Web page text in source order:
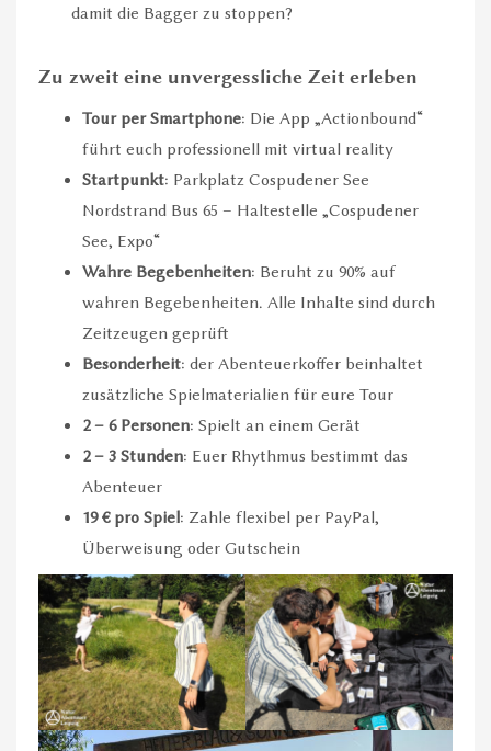
damit die Bagger zu stoppen?
Zu zweit eine unvergessliche Zeit erleben
Tour per Smartphone: Die App „Actionbound“
führt euch professionell mit virtual reality
Startpunkt: Parkplatz Cospudener See
Nordstrand Bus 65 – Haltestelle „Cospudener
See, Expo“
Wahre Begebenheiten: Beruht zu 90% auf
wahren Begebenheiten. Alle Inhalte sind durch
Zeitzeugen geprüft
Besonderheit: der Abenteuerkoffer beinhaltet
zusätzliche Spielmaterialien für eure Tour
2 – 6 Personen: Spielt an einem Gerät
2 – 3 Stunden: Euer Rhythmus bestimmt das
Abenteuer
19 € pro Spiel: Zahle flexibel per PayPal,
Überweisung oder Gutschein